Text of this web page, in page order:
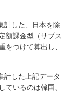
した、日本を
額課金型（サブ
つけて算出し
した上記デー
ているのは韓国